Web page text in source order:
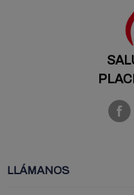
LLÁMANOS